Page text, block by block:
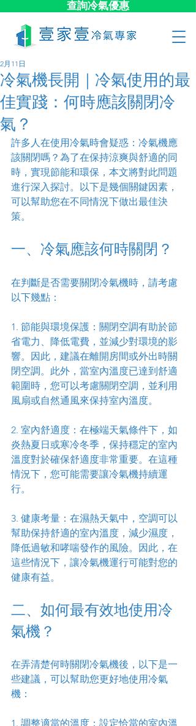
查詢冷氣優惠
冷氣機長開｜冷氣使用的最
佳實踐：何時應該關閉冷
氣？
2月11日
許多人在使用冷氣時會疑惑：冷氣機應
該關閉嗎？為了在保持涼爽與舒適的同
時，實現節能和環保，本文將對此問題
進行深入探討。以下是幾個關鍵因素，
可以幫助您在不同情況下做出最佳決
策。
一、冷氣應該何時關閉？
在判斷是否需要關閉冷氣機時，請考慮
以下幾點：
1. 節能與環境保護：關閉空調有助於節
省電力、降低電費，並減少對環境的影
響。因此，建議在離開房間或外出時關
閉空調。此外，當室內溫度已達到舒適
範圍時，您可以考慮關閉空調，並利用
風扇或自然通風來保持室內溫度。
2. 室內舒適度：在極端天氣條件下，如
炎熱夏日或寒冷冬季，保持穩定的室內
溫度對於確保舒適度非常重要。在這種
情況下，您可能需要讓冷氣機持續運
行。
3. 健康考量：在濕熱天氣中，空調可以
幫助保持舒適的室內溫度，減少濕度，
降低過敏和哮喘發作的風險。因此，在
這些情況下，讓冷氣機運行可能對您的
健康有益。
二、如何最有效地使用冷
氣機？
在弄清楚何時關閉冷氣機後，以下是一
些建議，可以幫助您更好地使用冷氣
機：
1. 調整適當的溫度：設定恰當的室內溫